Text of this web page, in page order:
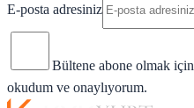
E-posta adresiniz
Bültene abone olmak için
okudum ve onaylıyorum.